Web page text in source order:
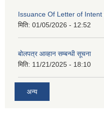
Issuance Of Letter of
मिति: 01/05/2026 - 12:52
बोलपत्र आव्हान सम्बन्धी सूचना
मिति: 11/21/2025 - 18:10
अन्य